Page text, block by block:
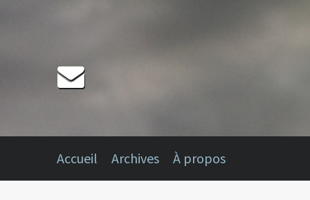
Accueil Archives À propos